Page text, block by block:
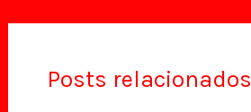
Posts relacionados